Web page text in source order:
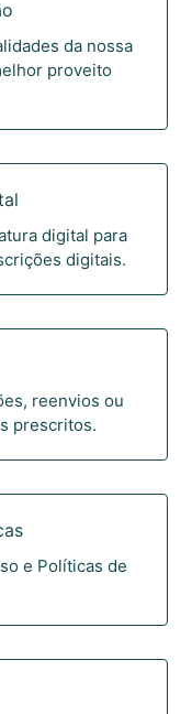
da nossa
proveito
digital para
digitais.
reenvios ou
prescritos.
e Políticas de